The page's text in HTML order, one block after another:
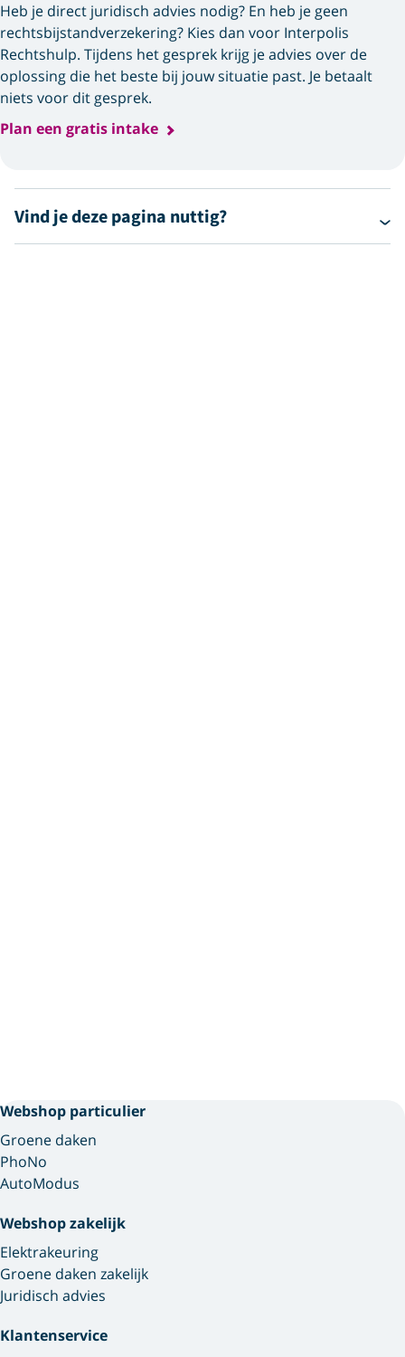
Heb je direct juridisch advies nodig? En heb je geen
rechtsbijstand­verzekering? Kies dan voor Interpolis
Rechtshulp. Tijdens het gesprek krijg je advies over de
oplossing die het beste bij jouw situatie past. Je betaalt
niets voor dit gesprek.
Plan een gratis intake
Vind je deze pagina nuttig?
Webshop particulier
Groene daken
PhoNo
AutoModus
Webshop zakelijk
Elektrakeuring
Groene daken zakelijk
Juridisch advies
Klantenservice